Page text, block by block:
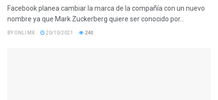
Facebook planea cambiar la marca de la compañía con un nuevo
nombre ya que Mark Zuckerberg quiere ser conocido por...
BY ONLI MX 20/10/2021 240